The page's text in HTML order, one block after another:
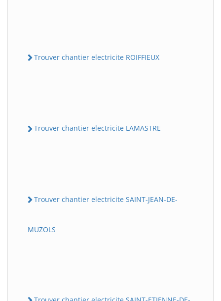
Trouver chantier electricite ROIFFIEUX
Trouver chantier electricite LAMASTRE
Trouver chantier electricite SAINT-JEAN-DE-
MUZOLS